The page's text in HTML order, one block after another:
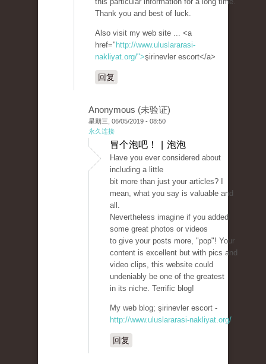
Thank you and best of luck.
Also visit my web site ... <a
href=" http://www.uluslararasi-
nakliyat.org/">şirinevler escort</a>
回复
Anonymous (未验证)
星期三, 06/05/2019 - 08:50
永久连接
冒个泡吧！ | 泡泡
Have you ever considered about
including a little
bit more than just your articles? I
mean, what you say is valuable and
all.
Nevertheless imagine if you added
some great photos or videos
to give your posts more, "pop"! Your
content is excellent but with pics and
video clips, this website could
undeniably be one of the greatest
in its niche. Terrific blog!
My web blog; şirinevler escort -
http://www.uluslararasi-nakliyat.org/
回复